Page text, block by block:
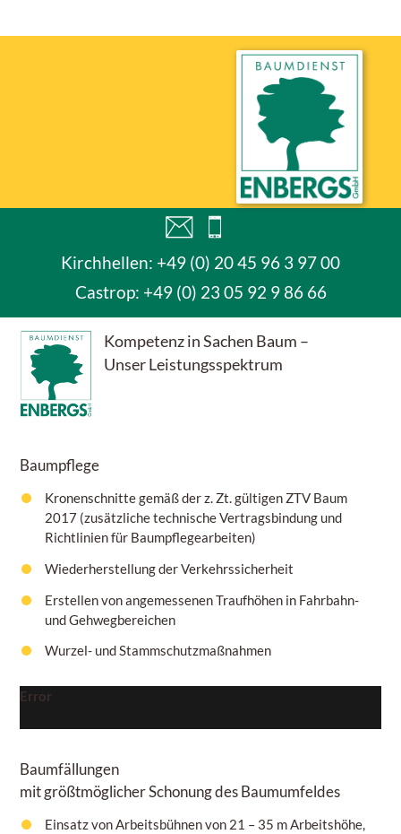
Kirchhellen: +49 (0) 20 45 96 3 97 00
Castrop: +49 (0) 23 05 92 9 86 66
Kompetenz in Sachen Baum –
Unser Leistungsspektrum
Baumpflege
Kronenschnitte gemäß der z. Zt. gültigen ZTV Baum
2017 (zusätzliche technische Vertragsbindung und
Richtlinien für Baumpflegearbeiten)
Wiederherstellung der Verkehrssicherheit
Erstellen von angemessenen Traufhöhen in Fahrbahn-
und Gehwegbereichen
Wurzel- und Stammschutzmaßnahmen
Error
Baumfällungen
mit größtmöglicher Schonung des Baumumfeldes
Einsatz von Arbeitsbühnen von 21 – 35 mArbeitshöhe,